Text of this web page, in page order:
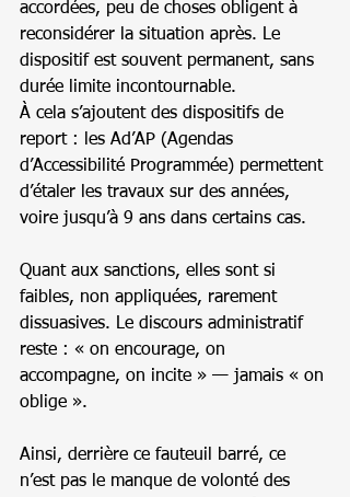
accordées, peu de choses obligent à
reconsidérer la situation après. Le
dispositif est souvent permanent, sans
durée limite incontournable.
À cela s’ajoutent des dispositifs de
report : les Ad’AP (Agendas
d’Accessibilité Programmée) permettent
d’étaler les travaux sur des années,
voire jusqu’à 9 ans dans certains cas.
Quant aux sanctions, elles sont si
faibles, non appliquées, rarement
dissuasives. Le discours administratif
reste : « on encourage, on
accompagne, on incite » — jamais « on
oblige ».
Ainsi, derrière ce fauteuil barré, ce
n’est pas le manque de volonté des